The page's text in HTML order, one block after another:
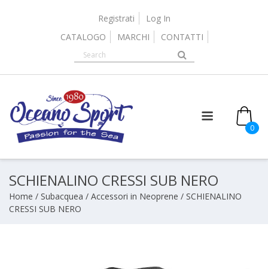
Registrati
Log In
CATALOGO
MARCHI CONTATTI
0
SCHIENALINO CRESSI SUB NERO
Home / Subacquea / Accessori in Neoprene / SCHIENALINO
CRESSI SUB NERO